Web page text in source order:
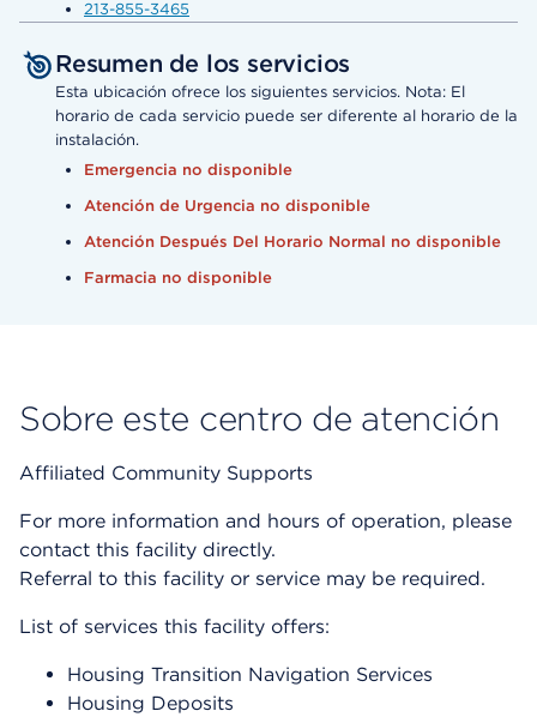
213-855-3465
Resumen de los servicios
Esta ubicación ofrece los siguientes servicios. Nota: El
horario de cada servicio puede ser diferente al horario de la
instalación.
Emergencia no disponible
Atención de Urgencia no disponible
Atención Después Del Horario Normal no disponible
Farmacia no disponible
Sobre este centro de atención
Affiliated Community Supports
For more information and hours of operation, please
contact this facility directly.
Referral to this facility or service may be required.
List of services this facility offers:
Housing Transition Navigation Services
Housing Deposits